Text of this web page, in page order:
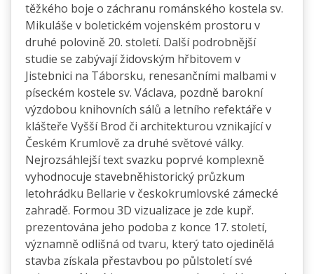
těžkého boje o záchranu románského kostela sv.
Mikuláše v boletickém vojenském prostoru v
druhé polovině 20. století. Další podrobnější
studie se zabývají židovským hřbitovem v
Jistebnici na Táborsku, renesančními malbami v
píseckém kostele sv. Václava, pozdně barokní
výzdobou knihovních sálů a letního refektáře v
klášteře Vyšší Brod či architekturou vznikající v
Českém Krumlově za druhé světové války.
Nejrozsáhlejší text svazku poprvé komplexně
vyhodnocuje stavebněhistorický průzkum
letohrádku Bellarie v českokrumlovské zámecké
zahradě. Formou 3D vizualizace je zde kupř.
prezentována jeho podoba z konce 17. století,
významně odlišná od tvaru, který tato ojedinělá
stavba získala přestavbou po půlstoletí své